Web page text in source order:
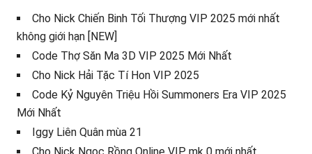
Cho Nick Chiến Binh Tối Thượng VIP 2025 mới nhất
không giới hạn [NEW]
Code Thợ Săn Ma 3D VIP 2025 Mới Nhất
Cho Nick Hải Tặc Tí Hon VIP 2025
Code Kỷ Nguyên Triệu Hồi Summoners Era VIP 2025
Mới Nhất
Iggy Liên Quân mùa 21